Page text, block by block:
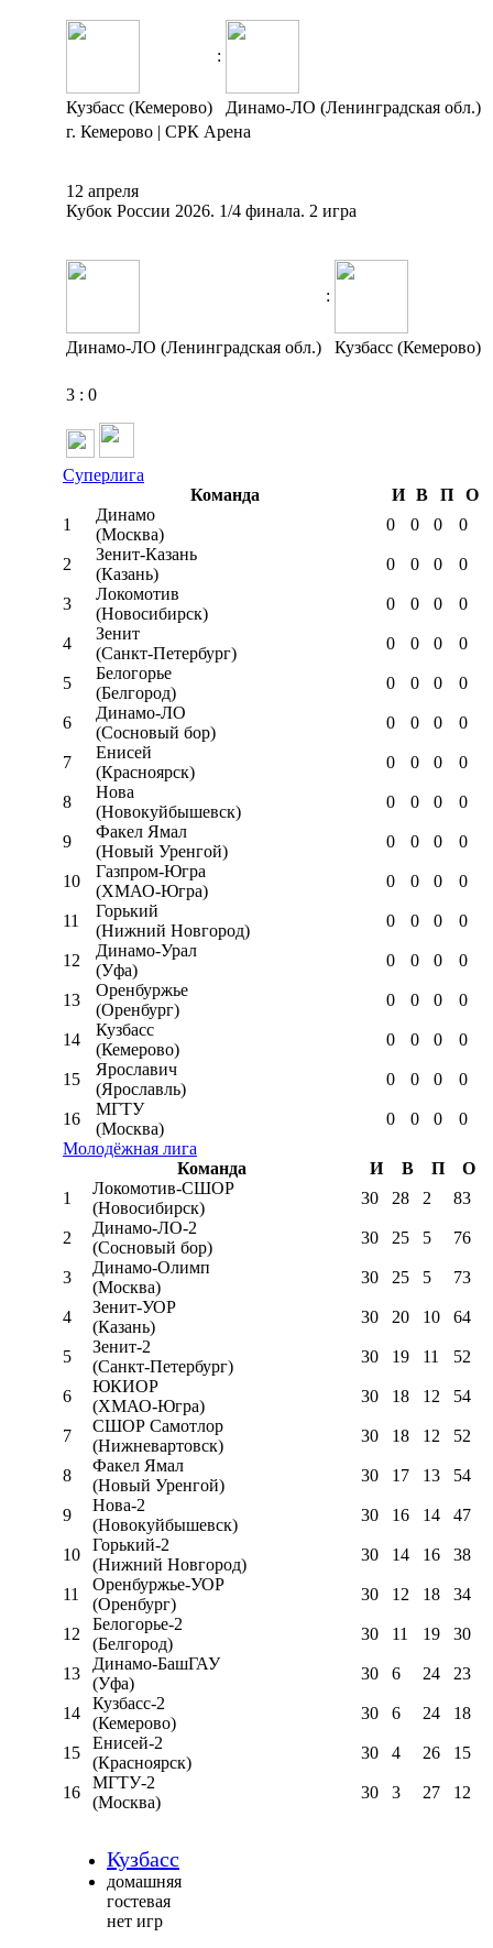
:
Кузбасс (Кемерово)
Динамо-ЛО (Ленинградская обл.)
г. Кемерово | СРК Арена
12 апреля
Кубок России 2026. 1/4 финала. 2 игра
:
Динамо-ЛО (Ленинградская обл.) Кузбасс (Кемерово)
3 : 0
Суперлига
Команда
И В П
О
1
Динамо
(Москва)
0 0 0 0
2
Зенит-Казань
(Казань)
0 0 0 0
3
Локомотив
(Новосибирск)
0 0 0 0
4
Зенит
(Санкт-Петербург)
0 0 0 0
5
Белогорье
(Белгород)
0 0 0 0
6
Динамо-ЛО
(Сосновый бор)
0 0 0 0
7
Енисей
(Красноярск)
0 0 0 0
8
Нова
(Новокуйбышевск)
0 0 0 0
9
Факел Ямал
(Новый Уренгой)
0 0 0 0
10
Газпром-Югра
(ХМАО-Югра)
0 0 0 0
11
Горький
(Нижний Новгород)
0 0 0 0
12
Динамо-Урал
(Уфа)
0 0 0 0
13
Оренбуржье
(Оренбург)
0 0 0 0
14
Кузбасс
(Кемерово)
0 0 0 0
15
Ярославич
(Ярославль)
0 0 0 0
16
МГТУ
(Москва)
0 0 0
0
Молодёжная лига
Команда
И В П
О
1
Локомотив-CШОР
(Новосибирск)
30 28 2 83
2
Динамо-ЛО-2
(Сосновый бор)
30 25 5 76
3
Динамо-Олимп
(Москва)
30 25 5 73
4
Зенит-УОР
(Казань)
30 20 10 64
5
Зенит-2
(Санкт-Петербург)
30 19 11 52
6
ЮКИОР
(ХМАО-Югра)
30 18 12 54
7
СШОР Самотлор
(Нижневартовск)
30 18 12 52
8
Факел Ямал
(Новый Уренгой)
30 17 13 54
9
Нова-2
(Новокуйбышевск)
30 16 14 47
10
Горький-2
(Нижний Новгород)
30 14 16 38
11
Оренбуржье-УОР
(Оренбург)
30 12 18 34
12
Белогорье-2
(Белгород)
30 11 19 30
13
Динамо-БашГАУ
(Уфа)
30 6 24 23
14
Кузбасс-2
(Кемерово)
30 6 24 18
15
Енисей-2
(Красноярск)
30 4 26 15
16
МГТУ-2
(Москва)
30 3 27 12
Кузбасс
домашняя
гостевая
нет игр